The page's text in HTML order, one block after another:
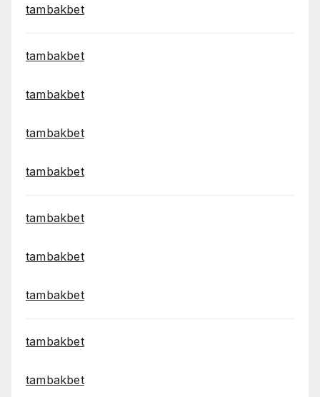
tambakbet
tambakbet
tambakbet
tambakbet
tambakbet
tambakbet
tambakbet
tambakbet
tambakbet
tambakbet